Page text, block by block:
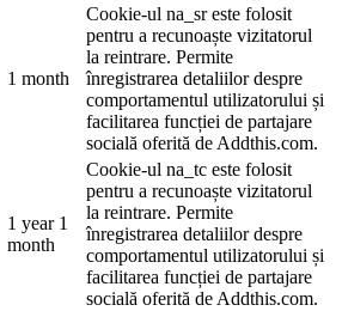
1 month
Cookie-ul na_sr este folosit
pentru a recunoaște vizitatorul
la reintrare. Permite
înregistrarea detaliilor despre
comportamentul utilizatorului și
facilitarea funcției de partajare
socială oferită de Addthis.com.
1 year 1
month
Cookie-ul na_tc este folosit
pentru a recunoaște vizitatorul
la reintrare. Permite
înregistrarea detaliilor despre
comportamentul utilizatorului și
facilitarea funcției de partajare
socială oferită de Addthis.com.